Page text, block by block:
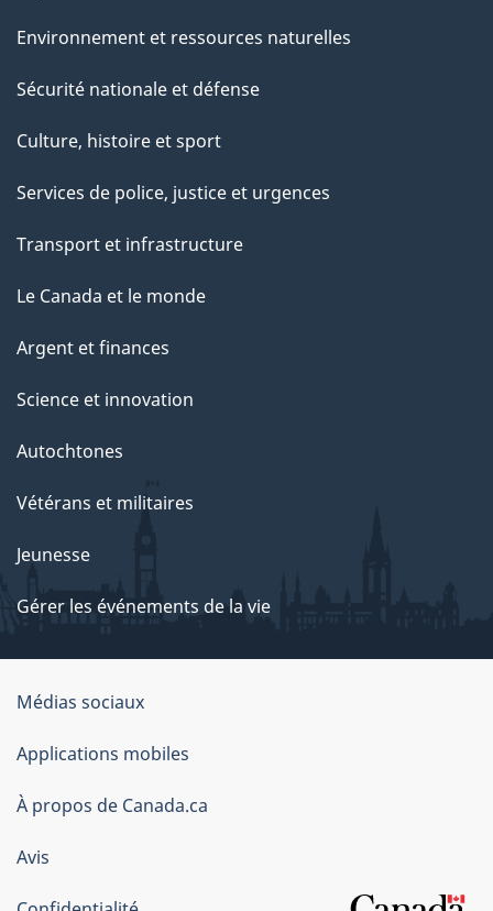
Environnement et ressources naturelles
Sécurité nationale et défense
Culture, histoire et sport
Services de police, justice et urgences
Transport et infrastructure
Le Canada et le monde
Argent et finances
Science et innovation
Autochtones
Vétérans et militaires
Jeunesse
Gérer les événements de la vie
Organisation
du
gouvernement
du
Canada
Médias sociaux
Applications mobiles
À propos de Canada.ca
Avis